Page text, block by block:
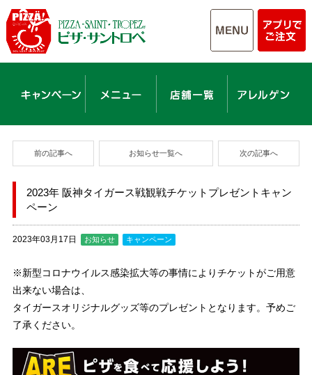
前の記事へ お知らせ一覧へ 次の記事へ
2023年 阪神タイガース戦観戦チケットプレゼントキャン
ペーン
2023年03月17日 お知らせ キャンペーン
※新型コロナウイルス感染拡大等の事情によりチケットがご用意
出来ない場合は、
タイガースオリジナルグッズ等のプレゼントとなります。予めご
了承ください。